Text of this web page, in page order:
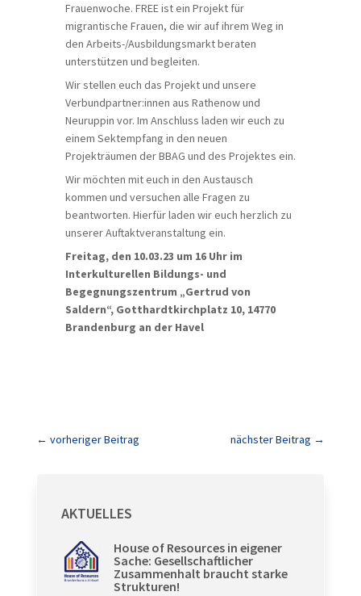
Frauenwoche. FREE ist ein Projekt für
migrantische Frauen, die wir auf ihrem Weg in
den Arbeits-/Ausbildungsmarkt beraten
unterstützen und begleiten.
Wir stellen euch das Projekt und unsere
Verbundpartner:innen aus Rathenow und
Neuruppin vor. Im Anschluss laden wir euch zu
einem Sektempfang in den neuen
Projekträumen der BBAG und des Projektes ein.
Wir möchten mit euch in den Austausch
kommen und versuchen alle Fragen zu
beantworten. Hierfür laden wir euch herzlich zu
unserer Auftaktveranstaltung ein.
Freitag, den 10.03.23 um 16 Uhr im
Interkulturellen Bildungs- und
Begegnungszentrum „Gertrud von
Saldern“, Gotthardtkirchplatz 10, 14770
Brandenburg an der Havel
← vorheriger Beitrag nächster Beitrag →
AKTUELLES
House of Resources in eigener
Sache: Gesellschaftlicher
Zusammenhalt braucht starke
Strukturen!